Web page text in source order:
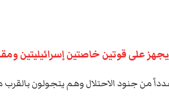
على قوتين خاصتين إسرائيليتين
من جنود الاحتلال وهم يتجولون